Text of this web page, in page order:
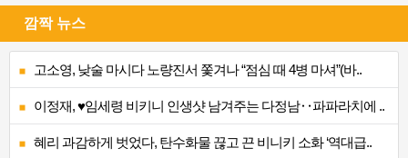
깜짝 뉴스
고소영, 낮술 마시다 노량진서 쫓겨나 “점심 때 4병 마셔”(바..
이정재, ♥임세령 비키니 인생샷 남겨주는 다정남‥파파라치에 ..
혜리 과감하게 벗었다, 탄수화물 끊고 끈 비니키 소화 ‘역대급..